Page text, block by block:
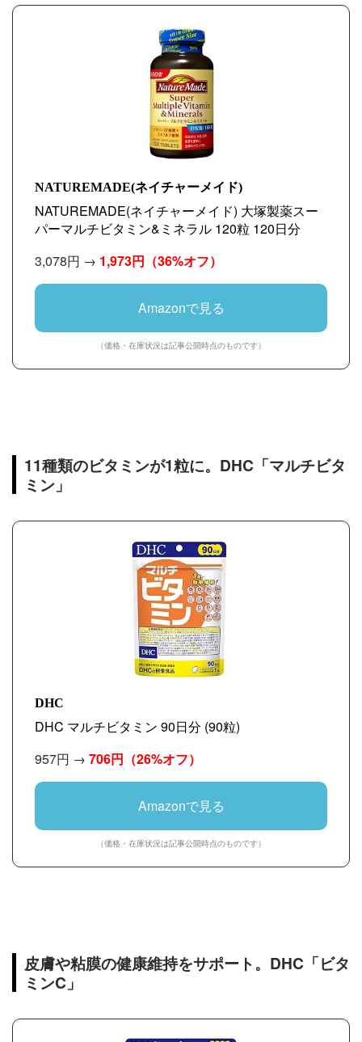
NATUREMADE(ネイチャーメイド)
NATUREMADE(ネイチャーメイド) 大塚製薬スー
パーマルチビタミン&ミネラル 120粒 120日分
3,078円 → 1,973円 （36%オフ）
Amazonで見る
（価格・在庫状況は記事公開時点のものです）
11種類のビタミンが1粒に。DHC「マルチビタ
ミン」
DHC
DHC マルチビタミン 90日分 (90粒)
957円 → 706円 （26%オフ）
Amazonで見る
（価格・在庫状況は記事公開時点のものです）
皮膚や粘膜の健康維持をサポート。DHC「ビタ
ミンC」